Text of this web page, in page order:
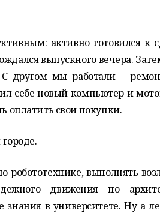
активно готовился к
выпускного вечера.
другом мы работали –
себе новый компьютер и
оплатить свои покупки.
робототехнике, выполнять
движения по
знания в университете. Ну а